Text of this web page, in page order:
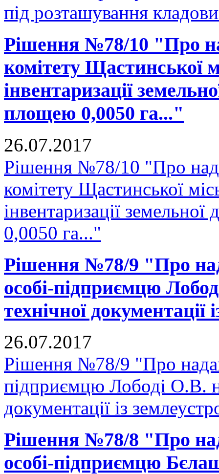
під розташування
Рішення №78/10 "Про
комітету Щастинської
інвентаризації
площею 0,0050 га..."
26.07.2017
Рішення №78/10 "Про
комітету Щастинської
інвентаризації
0,0050 га..."
Рішення №78/9 "Про
особі-підприємцю
технічної
26.07.2017
Рішення №78/9 "Про
підприємцю Лободі О.В.
документації із
Рішення №78/8 "Про
особі-підприємцю